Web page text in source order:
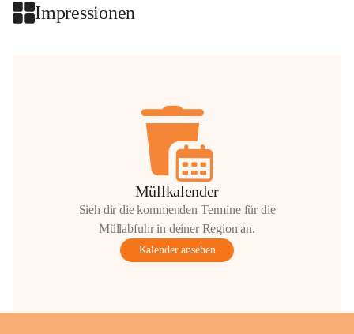
Impressionen
Müllkalender
Sieh dir die kommenden Termine für die
Müllabfuhr in deiner Region an.
Kalender ansehen